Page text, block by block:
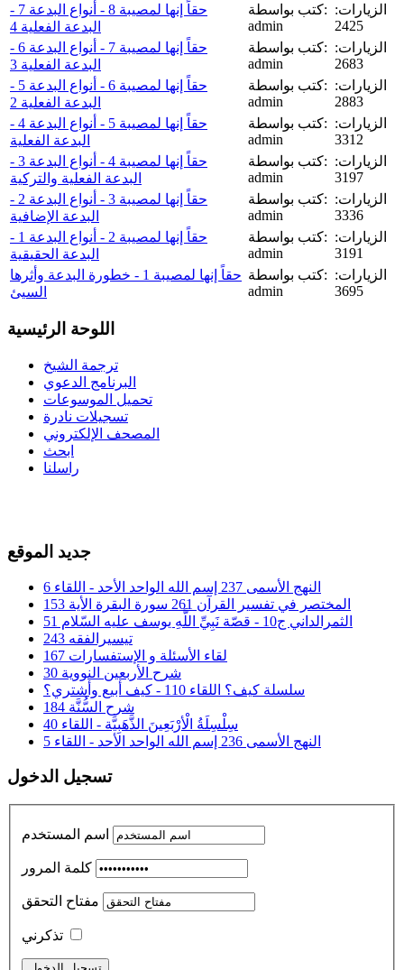
حقاً إنها لمصيبة 8 - أنواع البدعة 7 -
البدعة الفعلية 4
كتب بواسطة:
admin
الزيارات:
2425
حقاً إنها لمصيبة 7 - أنواع البدعة 6 -
البدعة الفعلية 3
كتب بواسطة:
admin
الزيارات:
2683
حقاً إنها لمصيبة 6 - أنواع البدعة 5 -
البدعة الفعلية 2
كتب بواسطة:
admin
الزيارات:
2883
حقاً إنها لمصيبة 5 - أنواع البدعة 4 -
البدعة الفعلية
كتب بواسطة:
admin
الزيارات:
3312
حقاً إنها لمصيبة 4 - أنواع البدعة 3 -
البدعة الفعلية والتركية
كتب بواسطة:
admin
الزيارات:
3197
حقاً إنها لمصيبة 3 - أنواع البدعة 2 -
البدعة الإضافية
كتب بواسطة:
admin
الزيارات:
3336
حقاً إنها لمصيبة 2 - أنواع البدعة 1 -
البدعة الحقيقية
كتب بواسطة:
admin
الزيارات:
3191
حقاً إنها لمصيبة 1 - خطورة البدعة وأثرها
السيئ
كتب بواسطة:
admin
الزيارات:
3695
اللوحة الرئيسية
ترجمة الشيخ
البرنامج الدعوي
تحميل الموسوعات
تسجيلات نادرة
المصحف الإلكتروني
ابحث
راسلنا
جديد الموقع
النهج الأسمى 237 إسم الله الواحد الأحد - اللقاء 6
المختصر في تفسير القرآن 261 سورة البقرة الأية 153
الثمرالداني ج10 - قصّة نَبِيِّ اللَّهِ يوسف عليه السّلام 51
تيسيرالفقه 243
لقاء الأسئلة و الإستفسارات 167
شرح الأربعين النووية 30
سلسلة كيف؟ اللقاء 110 - كيف أبيع وأشتري؟
شرح السُّنَّة 184
سِلْسِلَةُ الْأرْبَعِينَ الذَّهَبِيَّة - اللقاء 40
النهج الأسمى 236 إسم الله الواحد الأحد - اللقاء 5
تسجيل الدخول
اسم المستخدم
كلمة المرور
مفتاح التحقق
تذكرني